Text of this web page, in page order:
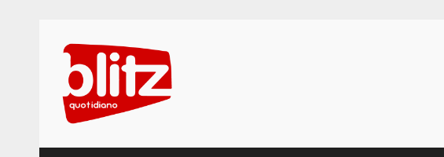
content